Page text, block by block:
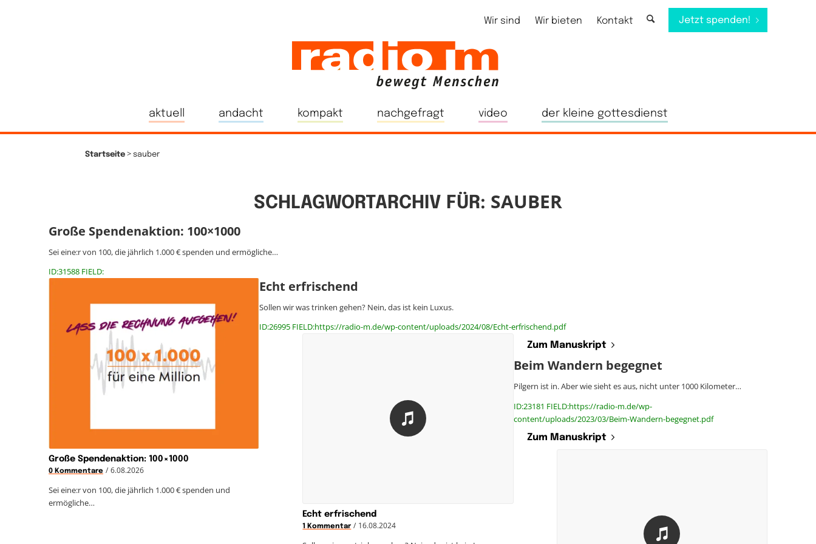
Wir sind Wir bieten Kontakt Jetzt spenden!
aktuell andacht kompakt nachgefragt video der kleine gottesdienst
Startseite > sauber
SCHLAGWORTARCHIV FÜR: SAUBER
Große Spendenaktion: 100×1000
Sei eine:r von 100, die jährlich 1.000 € spenden und ermögliche…
ID:31588 FIELD:
Große Spendenaktion: 100×1000
0 Kommentare / 6.08.2026
Sei eine:r von 100, die jährlich 1.000 € spenden und
ermögliche…
Echt erfrischend
Sollen wir was trinken gehen? Nein, das ist kein Luxus.
ID:26995 FIELD:https://radio-m.de/wp-content/uploads/2024/08/Echt-erfrischend.pdf
Zum Manuskript
Echt erfrischend
1 Kommentar / 16.08.2024
Beim Wandern begegnet
Pilgern ist in. Aber wie sieht es aus, nicht unter 1000 Kilometer…
ID:23181 FIELD:https://radio-m.de/wp-
content/uploads/2023/03/Beim-Wandern-begegnet.pdf
Zum Manuskript